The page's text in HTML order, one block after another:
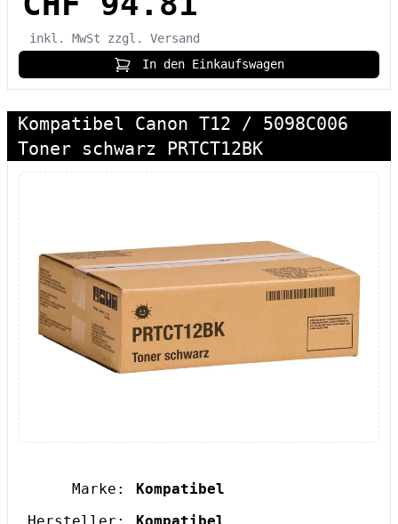
inkl. MwSt
zzgl. Versand
In den Einkaufswagen
Kompatibel Canon T12 / 5098C006
Toner schwarz PRTCT12BK
Marke:
Kompatibel
Hersteller:
Kompatibel